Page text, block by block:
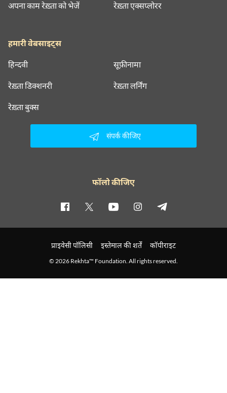
अपना काम रेख़्ता को भेजें रेख़्ता एक्सप्लोरर
हमारी वेबसाइट्स
हिन्दवी सूफ़ीनामा
रेख़्ता डिक्शनरी रेख़्ता लर्निंग
रेख़्ता बुक्स
संपर्क कीजिए
फॉलो कीजिए
प्राइवेसी पॉलिसी इस्तेमाल की शर्तें कॉपीराइट
© 2026 Rekhta™ Foundation. All rights reserved.